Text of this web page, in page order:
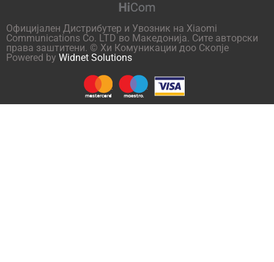
Официјален Дистрибутер и Увозник на Xiaomi
Communications Co. LTD во Македонија. Сите авторски
права заштитени. © Хи Комуникации доо Скопје
Powered by Widnet Solutions